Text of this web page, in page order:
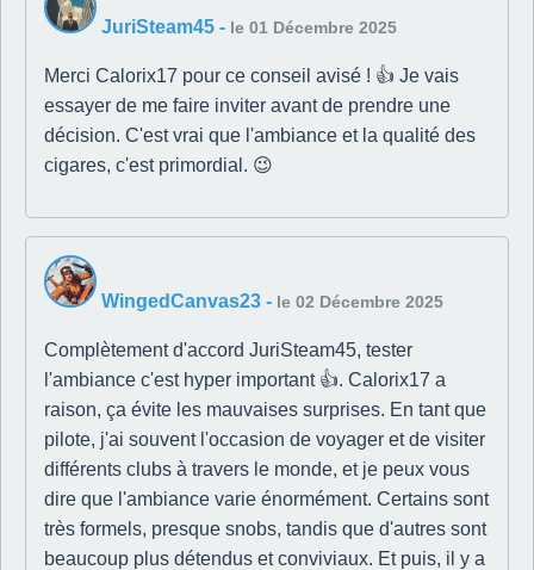
JuriSteam45 - le 01 Décembre 2025
Merci Calorix17 pour ce conseil avisé ! 👍 Je vais
essayer de me faire inviter avant de prendre une
décision. C'est vrai que l'ambiance et la qualité des
cigares, c'est primordial. 😉
WingedCanvas23 - le 02 Décembre 2025
Complètement d'accord JuriSteam45, tester
l'ambiance c'est hyper important 👍. Calorix17 a
raison, ça évite les mauvaises surprises. En tant que
pilote, j'ai souvent l'occasion de voyager et de visiter
différents clubs à travers le monde, et je peux vous
dire que l'ambiance varie énormément. Certains sont
très formels, presque snobs, tandis que d'autres sont
beaucoup plus détendus et conviviaux. Et puis, il y a